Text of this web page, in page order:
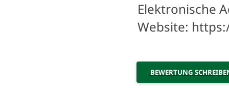
Elektronische
Website:
BEWERTUNG